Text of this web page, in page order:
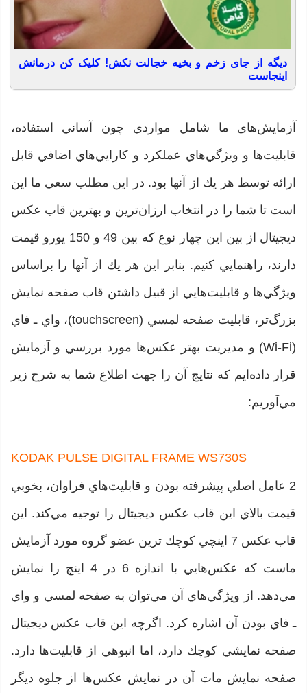
دیگه از جای زخم و بخیه خجالت نکش! کلیک کن درمانش
اینجاست
آزمايش‌های ما شامل مواردي چون آساني استفاده،
قابليت‌ها و ويژگي‌هاي عملكرد و كارايي‌هاي اضافي قابل
ارائه توسط هر يك از آنها بود. در اين مطلب سعي ما اين
است تا شما را در انتخاب ارزان‌ترين و بهترين قاب عكس
ديجيتال از بين اين چهار نوع كه بين 49 و 150 يورو قيمت
دارند، راهنمايي كنيم. بنابر اين هر يك از آنها را براساس
ويژگي‌ها و قابليت‌هايي از قبيل داشتن قاب صفحه نمايش
بزرگ‌تر، قابليت صفحه لمسي (touchscreen)، واي ـ فاي
(Wi-Fi) و مديريت بهتر عكس‌ها مورد بررسي و آزمايش
قرار داده‌ايم كه نتايج آن را جهت اطلاع شما به شرح زير
مي‌آوريم:
KODAK PULSE DIGITAL FRAME WS730S
2 عامل اصلي پيشرفته بودن و قابليت‌هاي فراوان، بخوبي
قيمت بالاي اين قاب عكس ديجيتال را توجيه مي‌كند. اين
قاب عكس 7 اينچي كوچك ترين عضو گروه مورد آزمايش
ماست كه عكس‌هايي با اندازه 6 در 4 اينچ را نمايش
مي‌دهد. از ويژگي‌هاي آن مي‌توان به صفحه لمسي و واي
ـ فاي بودن آن اشاره كرد. اگرچه اين قاب عكس ديجيتال
صفحه نمايشي كوچك دارد، اما انبوهي از قابليت‌ها دارد.
صفحه نمايش مات آن در نمايش عكس‌ها از جلوه ديگر